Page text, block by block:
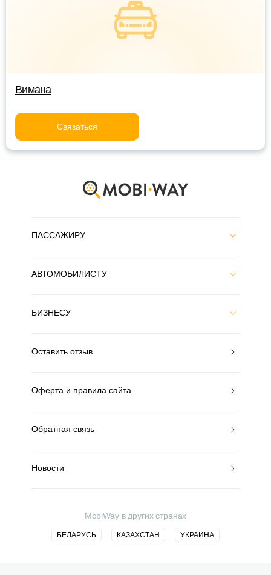
Вимана
Связаться
ПАССАЖИРУ
АВТОМОБИЛИСТУ
БИЗНЕСУ
Оставить отзыв
Оферта и правила сайта
Обратная связь
Новости
MobiWay в других странах
БЕЛАРУСЬ КАЗАХСТАН УКРАИНА